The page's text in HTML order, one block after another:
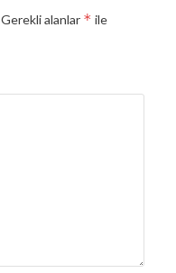
Gerekli alanlar * ile